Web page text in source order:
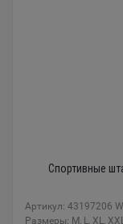
Спортивные
Артикул: 43197206
Размеры: M, L, XL,